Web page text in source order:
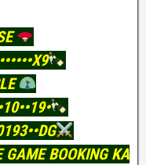
BOOKING KA